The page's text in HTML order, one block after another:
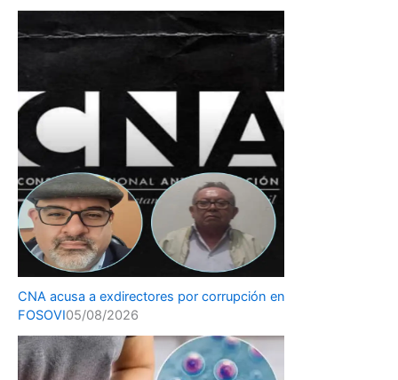
CNA acusa a exdirectores por corrupción en
FOSOVI05/08/2026